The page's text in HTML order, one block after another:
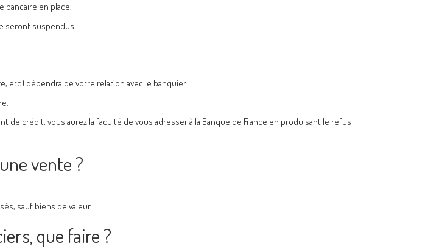
bancaire en place.
seront suspendus.
etc) dépendra de votre relation avec le banquier.
de crédit, vous aurez la faculté de vous adresser à la Banque de France en produisant le refus
vente ?
sauf biens de valeur.
que faire ?